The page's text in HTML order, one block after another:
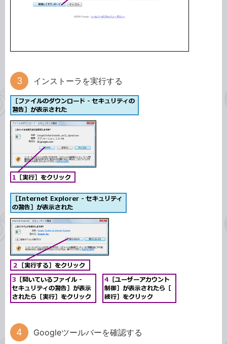
インストーラを実行する
Googleツールバーを確認する